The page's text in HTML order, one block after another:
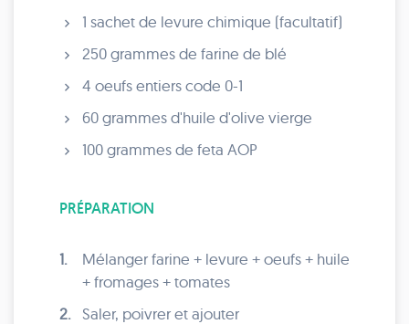
1 sachet de levure chimique (facultatif)
250 grammes de farine de blé
4 oeufs entiers code 0-1
60 grammes d'huile d'olive vierge
100 grammes de feta AOP
PRÉPARATION
1.
Mélanger farine + levure + oeufs + huile
+ fromages + tomates
2.
Saler, poivrer et ajouter